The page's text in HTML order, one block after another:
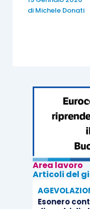
del
dei
atto”;
non
c.p.c. (e,
equivoci –
resta
di Michele Donati
Area lavoro
Articoli del
Esonero